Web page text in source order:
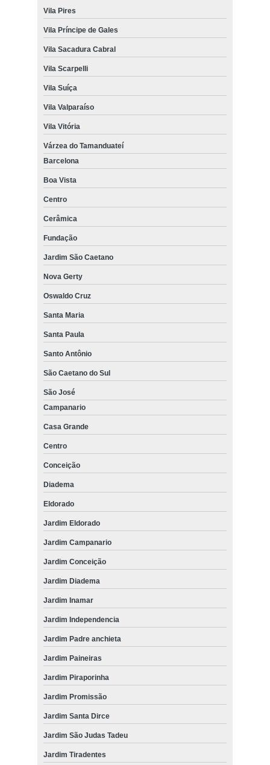
Vila Pires
Vila Príncipe de Gales
Vila Sacadura Cabral
Vila Scarpelli
Vila Suíça
Vila Valparaíso
Vila Vitória
Várzea do Tamanduateí
Barcelona
Boa Vista
Centro
Cerâmica
Fundação
Jardim São Caetano
Nova Gerty
Oswaldo Cruz
Santa Maria
Santa Paula
Santo Antônio
São Caetano do Sul
São José
Campanario
Casa Grande
Centro
Conceição
Diadema
Eldorado
Jardim Eldorado
Jardim Campanario
Jardim Conceição
Jardim Diadema
Jardim Inamar
Jardim Independencia
Jardim Padre anchieta
Jardim Paineiras
Jardim Piraporinha
Jardim Promissão
Jardim Santa Dirce
Jardim São Judas Tadeu
Jardim Tiradentes